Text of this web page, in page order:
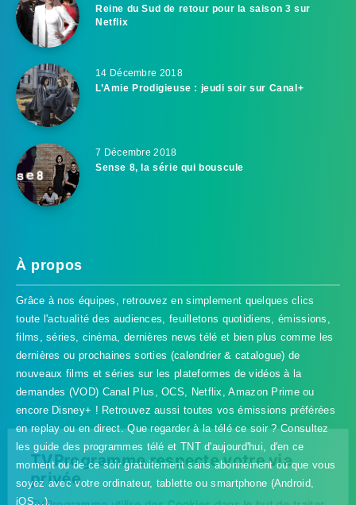
Reine du Sud de retour pour la saison 3 sur
Netflix
14 Décembre 2018
L’Amie Prodigieuse : jeudi soir sur Canal+
7 Décembre 2018
Sense 8, la série qui bouscule
À propos
Grâce à nos équipes, retrouvez en simplement quelques clics
toute l'actualité des audiences, feuilletons quotidiens, émissions,
films, séries, cinéma, dernières news télé et bien plus comme les
dernières ou prochaines sorties (calendrier & catalogue) de
nouveaux films et séries sur les plateformes de vidéos à la
demandes (VOD) Canal Plus, OCS, Netflix, Amazon Prime ou
encore Disney+ ! Retrouvez aussi toutes vos émissions préférées
en replay ou en direct. Que regarder à la télé ce soir ? Consultez
les guide des programmes télé et TNT d'aujourd'hui, d'en ce
moment ou de ce soir gratuitement sans abonnement où que vous
soyez avec votre ordinateur, tablette ou smartphone (Android,
iOS...).
TVProgramme respecte votre vie
privée